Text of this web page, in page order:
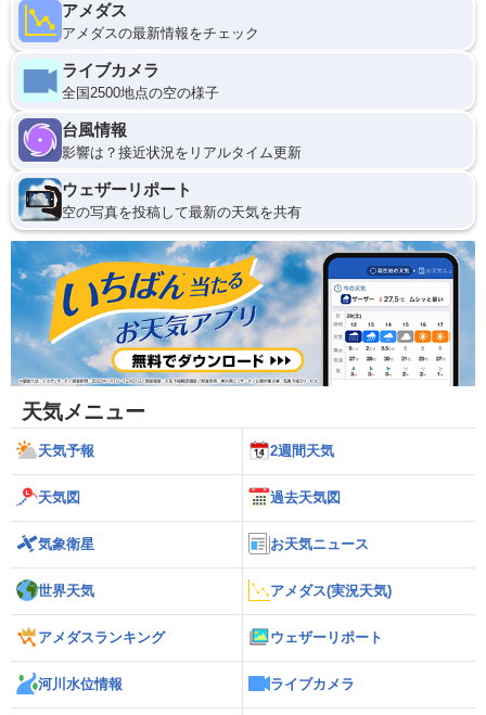
アメダス
アメダスの最新情報をチェック
ライブカメラ
全国2500地点の空の様子
台風情報
影響は？接近状況をリアルタイム更新
ウェザーリポート
空の写真を投稿して最新の天気を共有
天気メニュー
天気予報 2週間天気
天気図 過去天気図
気象衛星 お天気ニュース
世界天気 アメダス(実況天気)
アメダスランキング ウェザーリポート
河川水位情報 ライブカメラ